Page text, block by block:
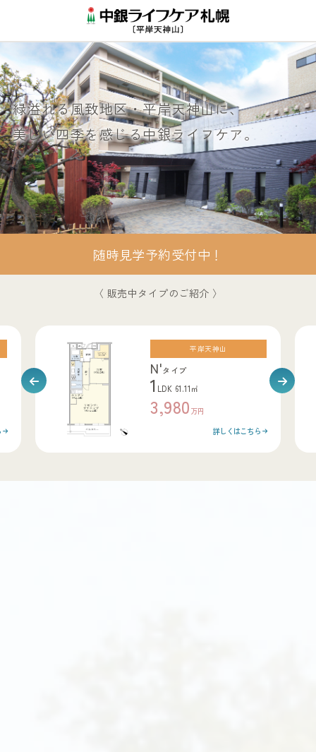
緑溢れる風致地区・平岸天神山に、
美しい四季を感じる中銀ライフケア。
随時見学予約受付中！
〈 販売中タイプのご紹介 〉
平岸天神山
N'タイプ
1 LDK 61.11㎡
3,980 万円
詳しくはこちら